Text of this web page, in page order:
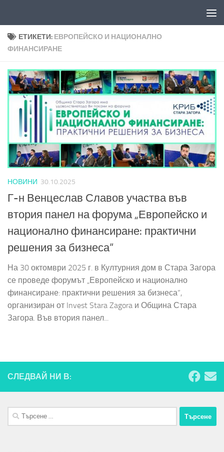
ЕТИКЕТИ: ЕВРОПЕЙСКО И НАЦИОНАЛНО
ФИНАНСИРАНЕ
НОВИНИ 30.10.2025
Г-н Венцеслав Славов участва във
втория панел на форума „Европейско и
национално финансиране: практични
решения за бизнеса“
На 30 октомври 2025 г. в Културния дом в Стара Загора
се проведе форумът „Европейско и национално
финансиране: практични решения за бизнеса“,
организиран от Invest Stara Zagora и Община Стара
Загора. Във втория панел...
СЛЕДВАЙ НИ В:
Търсене
за: